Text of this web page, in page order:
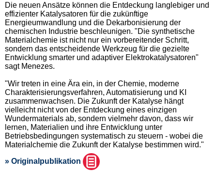
Die neuen Ansätze können die Entdeckung langlebiger und
effizienter Katalysatoren für die zukünftige
Energieumwandlung und die Dekarbonisierung der
chemischen Industrie beschleunigen. "Die synthetische
Materialchemie ist nicht nur ein vorbereitender Schritt,
sondern das entscheidende Werkzeug für die gezielte
Entwicklung smarter und adaptiver Elektrokatalysatoren"
sagt Menezes.
"Wir treten in eine Ära ein, in der Chemie, moderne
Charakterisierungsverfahren, Automatisierung und KI
zusammenwachsen. Die Zukunft der Katalyse hängt
vielleicht nicht von der Entdeckung eines einzigen
Wundermaterials ab, sondern vielmehr davon, dass wir
lernen, Materialien und ihre Entwicklung unter
Betriebsbedingungen systematisch zu steuern - wobei die
Materialchemie die Zukunft der Katalyse bestimmen wird."
» Originalpublikation